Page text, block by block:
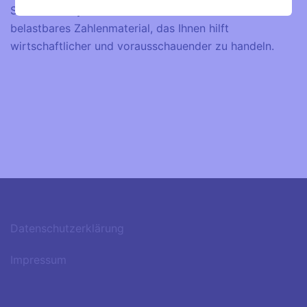
SCADA-Proxy liefert bereits nach kurzer Betriebszeit
belastbares Zahlenmaterial, das Ihnen hilft
wirtschaftlicher und vorausschauender zu handeln.
Datenschutzerklärung
Impressum